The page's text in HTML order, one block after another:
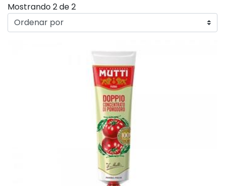
Mostrando 2 de 2